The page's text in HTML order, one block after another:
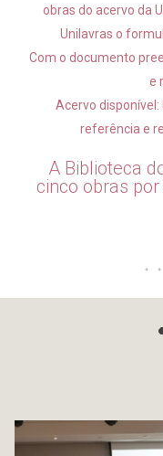
obras do acervo da
Unilavras o
Com o documento
e
Acervo
referência e
A Biblioteca
cinco obras